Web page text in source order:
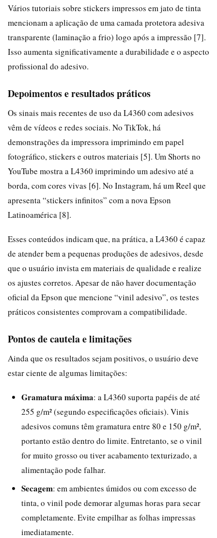
Vários tutoriais sobre stickers impressos em jato de tinta
mencionam a aplicação de uma camada protetora adesiva
transparente (laminação a frio) logo após a impressão [7].
Isso aumenta significativamente a durabilidade e o aspecto
profissional do adesivo.
Depoimentos e resultados práticos
Os sinais mais recentes de uso da L4360 com adesivos
vêm de vídeos e redes sociais. No TikTok, há
demonstrações da impressora imprimindo em papel
fotográfico, stickers e outros materiais [5]. Um Shorts no
YouTube mostra a L4360 imprimindo um adesivo até a
borda, com cores vivas [6]. No Instagram, há um Reel que
apresenta “stickers infinitos” com a nova Epson
Latinoamérica [8].
Esses conteúdos indicam que, na prática, a L4360 é capaz
de atender bem a pequenas produções de adesivos, desde
que o usuário invista em materiais de qualidade e realize
os ajustes corretos. Apesar de não haver documentação
oficial da Epson que mencione “vinil adesivo”, os testes
práticos consistentes comprovam a compatibilidade.
Pontos de cautela e limitações
Ainda que os resultados sejam positivos, o usuário deve
estar ciente de algumas limitações:
Gramatura máxima: a L4360 suporta papéis de até
255 g/m² (segundo especificações oficiais). Vinis
adesivos comuns têm gramatura entre 80 e 150 g/m²,
portanto estão dentro do limite. Entretanto, se o vinil
for muito grosso ou tiver acabamento texturizado, a
alimentação pode falhar.
Secagem: em ambientes úmidos ou com excesso de
tinta, o vinil pode demorar algumas horas para secar
completamente. Evite empilhar as folhas impressas
imediatamente.